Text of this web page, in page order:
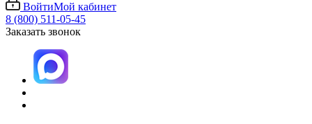
ВойтиМой кабинет
8 (800) 511-05-45
Заказать звонок